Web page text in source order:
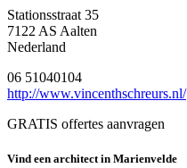
Stationsstraat 35
7122 AS Aalten
Nederland
06 51040104
http://www.vincenthschreurs.nl/
GRATIS offertes aanvragen
Vind een architect in Marienvelde